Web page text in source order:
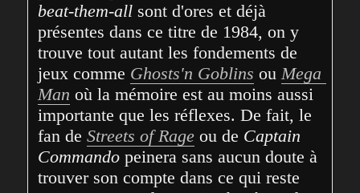
beat-them-all sont d'ores et déjà
présentes dans ce titre de 1984, on y
trouve tout autant les fondements de
jeux comme Ghosts'n Goblins ou Mega
Man où la mémoire est au moins aussi
importante que les réflexes. De fait, le
fan de Streets of Rage ou de Captain
Commando peinera sans aucun doute à
trouver son compte dans ce qui reste